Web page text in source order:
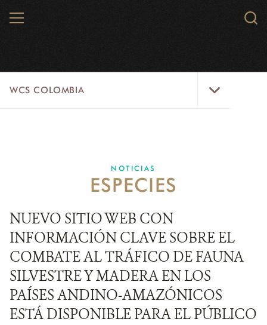
MENU
WCS COLOMBIA
EJES ESTRATÉGICOS
LÍNEAS DE ACCIÓN
MICROSITIOS
NOTICIAS
WCS VISUAL
NOTICIAS
ESPECIES
NUEVO SITIO WEB CON
INFORMACIÓN CLAVE SOBRE EL
COMBATE AL TRÁFICO DE FAUNA
SILVESTRE Y MADERA EN LOS
PAÍSES ANDINO-AMAZÓNICOS
ESTÁ DISPONIBLE PARA EL PÚBLICO